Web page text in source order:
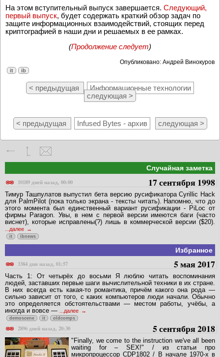
На этом вступительный выпуск завершается. Следующий,
первый выпуск, будет содержать краткий обзор задач по
защите информационных взаимодействий, стоящих перед
криптографией в наши дни и решаемых в ее рамках.
(Продолжение следует)
Опубликовано: Андрей Винокуров
it ib
< предыдущая
Информационные технологии
следующая >
< предыдущая Infused Bytes - архив следующая >
Случайная заметка
10189 дней назад, 00:00
17 сентября 1998
Тимур Ташпулатов выпустил бета версию русификатора Cyrillic Hack
для PalmPilot (пока только экрана - тексты читать). Напомню, что до
этого момента был единственный вариант русификации - PiLoc от
фирмы Paragon. Увы, в нем с первой версии имеются баги (часто
виснет), которые исправлены(?) лишь в коммерческой версии ($20).
...далее
it ibnews
Избранное
3384 дня назад, 01:57
5 мая 2017
Часть 1: От четырёх до восьми Я люблю читать воспоминания
людей, заставших первые шаги вычислительной техники в их стране.
В них всегда есть какая-то романтика, причём какого она рода —
сильно зависит от того, с каких компьютеров люди начали. Обычно
это определяется обстоятельствами — местом работы, учёбы, а
иногда и вовсе —
...далее
demoscene it oldcomps
2896 дней назад, 20:30 5 сентября 2018
"Finally, we come to the instruction we've all been
waiting for – SEX!" / из статьи про
микропроцессор CDP1802 / В начале 1970-х в